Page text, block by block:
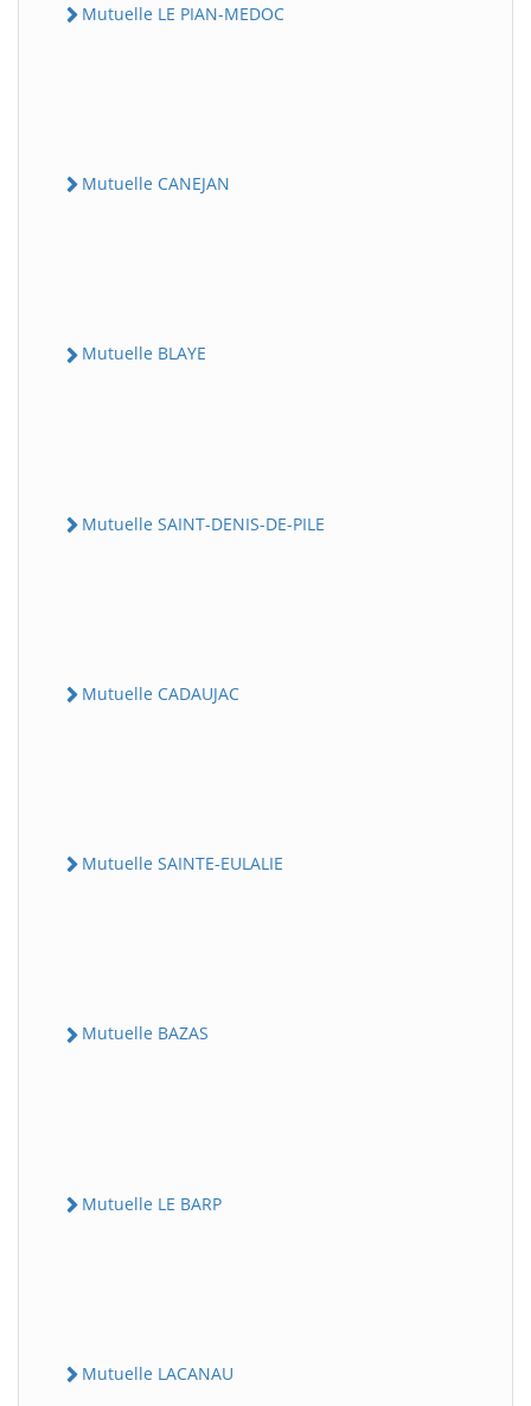
Mutuelle LE PIAN-MEDOC
Mutuelle CANEJAN
Mutuelle BLAYE
Mutuelle SAINT-DENIS-DE-PILE
Mutuelle CADAUJAC
Mutuelle SAINTE-EULALIE
Mutuelle BAZAS
Mutuelle LE BARP
Mutuelle LACANAU